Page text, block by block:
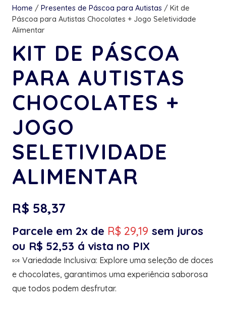
Home / Presentes de Páscoa para Autistas / Kit de
Páscoa para Autistas Chocolates + Jogo Seletividade
Alimentar
KIT DE PÁSCOA
PARA AUTISTAS
CHOCOLATES +
JOGO
SELETIVIDADE
ALIMENTAR
R$ 58,37
Parcele em 2x de R$ 29,19 sem juros
ou R$ 52,53 á vista no PIX
🍬 Variedade Inclusiva: Explore uma seleção de doces
e chocolates, garantimos uma experiência saborosa
que todos podem desfrutar.